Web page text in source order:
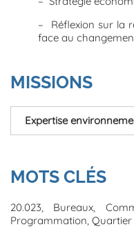
– Réflexion sur la
face au
MISSIONS
Expertise
MOTS CLÉS
20.023 Bureaux
Programmation Quartier